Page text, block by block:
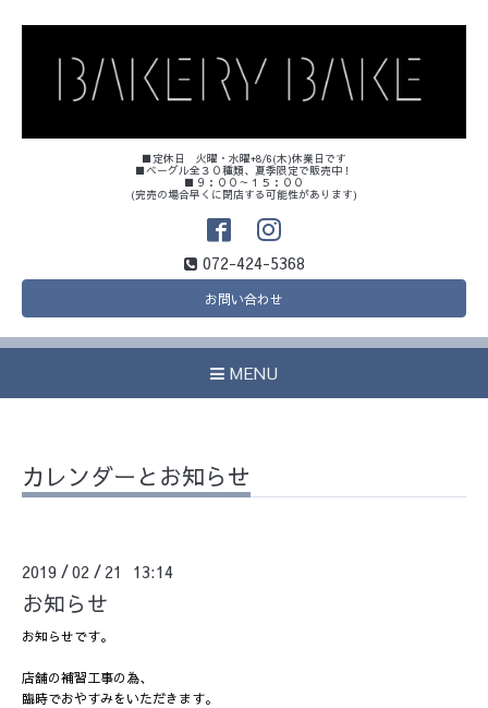
■定休日 火曜・水曜+8/6(木)休業日です
■ベーグル全３０種類、夏季限定で販売中！
■９：００～１５：００
(完売の場合早くに閉店する可能性があります)
072-424-5368
お問い合わせ
MENU
カレンダーとお知らせ
2019 /02 / 21 13:14
お知らせ
お知らせです。
店舗の補習工事の為、
臨時でおやすみをいただきます。